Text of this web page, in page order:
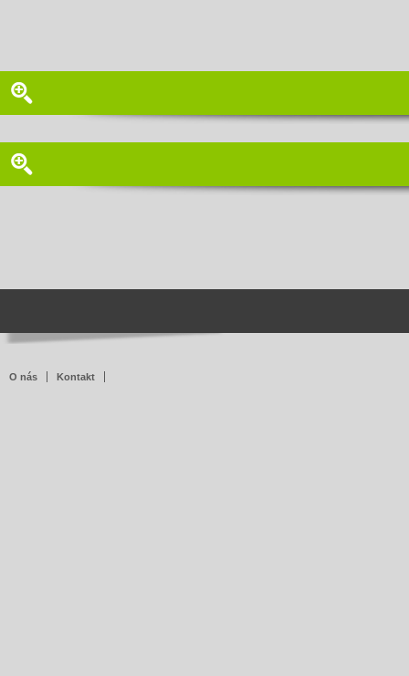
O nás Kontakt